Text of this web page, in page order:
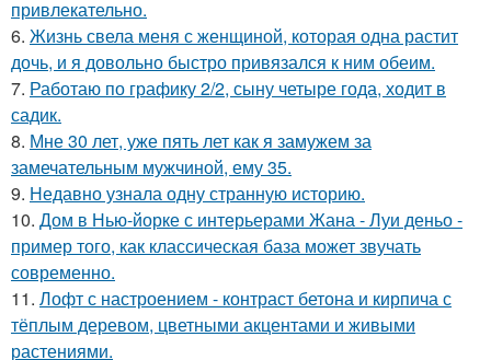
привлекательно.
6. Жизнь свела меня с женщиной, которая одна растит
дочь, и я довольно быстро привязался к ним обеим.
7. Работаю по графику 2/2, сыну четыре года, ходит в
садик.
8. Мне 30 лет, уже пять лет как я замужем за
замечательным мужчиной, ему 35.
9. Недавно узнала одну странную историю.
10. Дом в Нью-йорке с интерьерами Жана - Луи деньо -
пример того, как классическая база может звучать
современно.
11. Лофт с настроением - контраст бетона и кирпича с
тёплым деревом, цветными акцентами и живыми
растениями.